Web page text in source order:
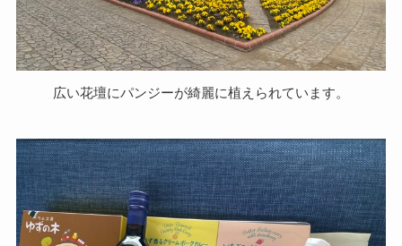
広い花壇にパンジーが綺麗に植えられています。